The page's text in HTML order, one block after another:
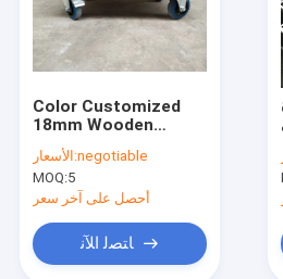
Color Customized
18mm Wooden
Carrying and Loading
Board for Audio
Equipments
الأسعار:negotiable
MOQ:5
أحصل على آخر سعر
ﺎﺘﺼﻟ ﺍﻶﻧ